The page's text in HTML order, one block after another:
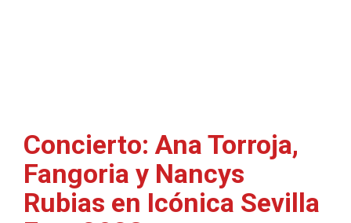
Concierto: Ana Torroja,
Fangoria y Nancys
Rubias en Icónica Sevilla